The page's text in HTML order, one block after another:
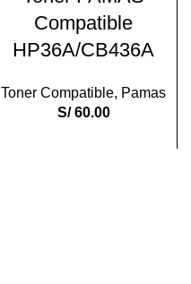
Compatible
HP36A/CB436A
Toner Compatible, Pamas
S/60.00